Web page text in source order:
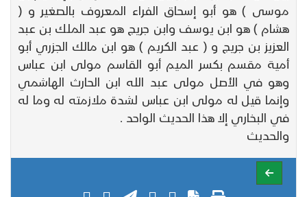
موسى ) هو أبو إسحاق الفراء المعروف بالصغير و (
هشام ) هو ابن يوسف وابن جريج هو عبد الملك بن عبد
العزيز بن جريج و ( عبد الكريم ) هو ابن مالك الجزري أبو
أمية مقسم بكسر الميم أبو القاسم مولى ابن عباس
وهو في الأصل مولى عبد الله ابن الحارث الهاشمي
وإنما قيل له مولى ابن عباس لشدة ملازمته له وما له
في البخاري إلا هذا الحديث الواحد .
والحديث